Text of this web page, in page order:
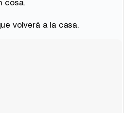
volverá a la casa.